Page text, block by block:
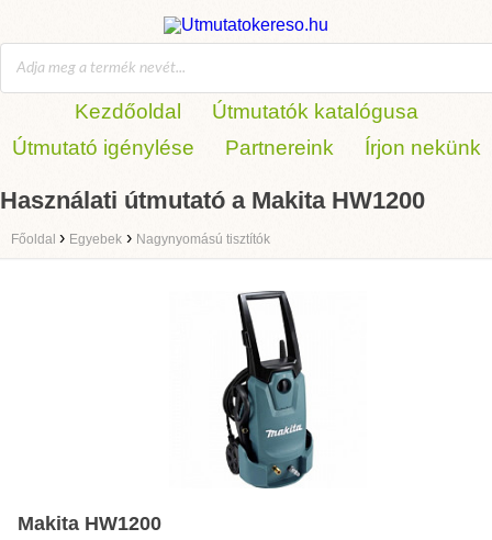
Kezdőoldal
Útmutatók katalógusa
Útmutató igénylése
Partnereink Írjon nekünk
Használati útmutató a Makita HW1200
Főoldal › Egyebek › Nagynyomású tisztítók
Makita HW1200